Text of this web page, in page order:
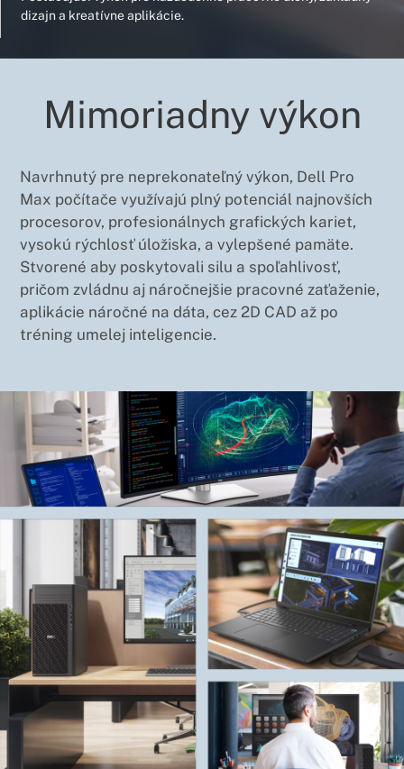
dizajn a kreatívne aplikácie.
Mimoriadny výkon
Navrhnutý pre neprekonateľný výkon, Dell Pro
Max počítače využívajú plný potenciál najnovších
procesorov, profesionálnych grafických kariet,
vysokú rýchlosť úložiska, a vylepšené pamäte.
Stvorené aby poskytovali silu a spoľahlivosť,
pričom zvládnu aj náročnejšie pracovné zaťaženie,
aplikácie náročné na dáta, cez 2D CAD až po
tréning umelej inteligencie.